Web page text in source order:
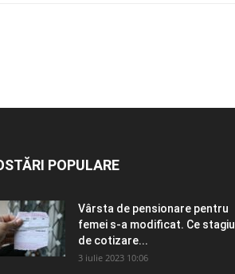
POPULARE
Vârsta de pensionare pentru
femei s-a modificat. Ce stagiu
de cotizare...
3 iulie 2023 10:06